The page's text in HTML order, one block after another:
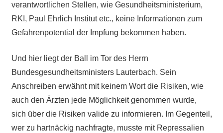
verantwortlichen Stellen, wie Gesundheitsministerium,
RKI, Paul Ehrlich Institut etc., keine Informationen zum
Gefahrenpotential der Impfung bekommen haben.
Und hier liegt der Ball im Tor des Herrn
Bundesgesundheitsministers Lauterbach. Sein
Anschreiben erwähnt mit keinem Wort die Risiken, wie
auch den Ärzten jede Möglichkeit genommen wurde,
sich über die Risiken valide zu informieren. Im Gegenteil,
wer zu hartnäckig nachfragte, musste mit Repressalien